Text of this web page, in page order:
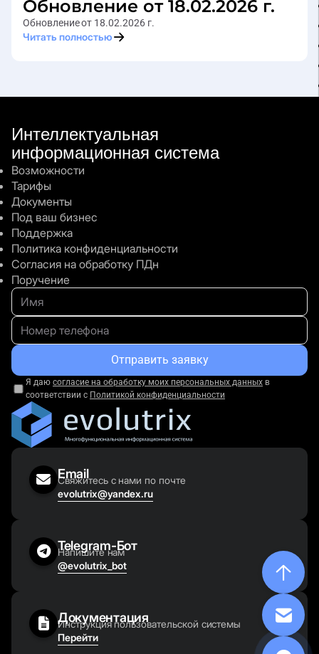
Обновление от 18.02.2026 г.
Обновление от 18.02.2026 г.
Читать полностью
Интеллектуальная
информационная система
Возможности
Тарифы
Документы
Под ваш бизнес
Поддержка
Политика конфиденциальности
Согласия на обработку ПДн
Поручение
Отправить заявку
Я даю согласие на обработку моих персональных данных в
соответствии с Политикой конфиденциальности
Email
Свяжитесь с нами по почте
evolutrix@yandex.ru
Telegram-Бот
Напишите нам
@evolutrix_bot
Документация
Инструкция пользовательской системы
Перейти